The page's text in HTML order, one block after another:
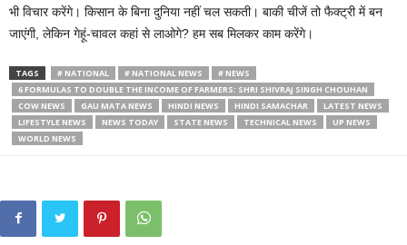
भी विचार करेंगे। किसान के बिना दुनिया नहीं चल सकती। बाकी चीजें तो फैक्ट्री में बन
जाएंगी, लेकिन गेहूं-चावल कहां से लाओगे? हम सब मिलकर काम करेंगे।
TAGS # NATIONAL # NATIONAL NEWS
# NEWS
6 FORMULAS TO DOUBLE THE INCOME OF FARMERS: SHRI SHIVRAJ SINGH CHOUHAN
COW NEWS
GAU MATA NEWS HINDI NEWS HINDI SAMACHAR
LATEST NEWS
LIFESTYLE NEWS
NEWS TODAY STATE NEWS TECHNICAL NEWS
UP NEWS
WORLD NEWS